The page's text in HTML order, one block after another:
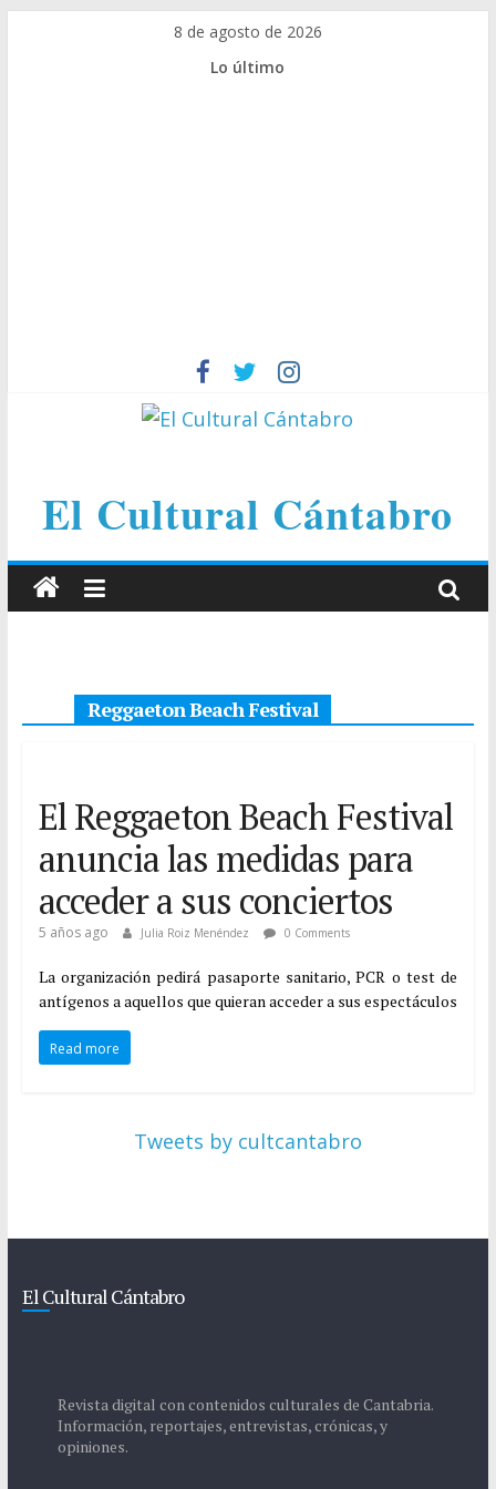
8 de agosto de 2026
Lo último
El Cultural Cántabro
Reggaeton Beach Festival
El Reggaeton Beach Festival
anuncia las medidas para
acceder a sus conciertos
5 años ago Julia Roiz Menéndez 0 Comments
La organización pedirá pasaporte sanitario, PCR o test de
antígenos a aquellos que quieran acceder a sus espectáculos
Read more
Tweets by cultcantabro
El Cultural Cántabro
Revista digital con contenidos culturales de Cantabria.
Información, reportajes, entrevistas, crónicas, y
opiniones.